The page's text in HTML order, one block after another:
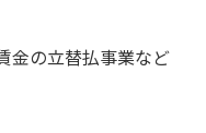
金の立替払事業など